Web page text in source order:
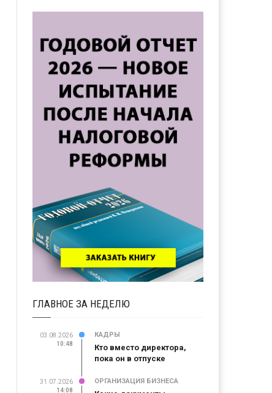
ГЛАВНОЕ ЗА НЕДЕЛЮ
03.08.2026
10:48
КАДРЫ
Кто вместо директора,
пока он в отпуске
31.07.2026
14:08
ОРГАНИЗАЦИЯ БИЗНЕСА